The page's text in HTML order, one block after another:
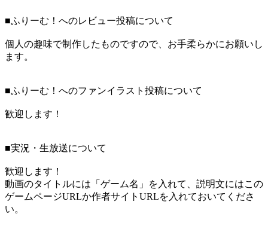
■ふりーむ！へのレビュー投稿について
個人の趣味で制作したものですので、お手柔らかにお願いし
ます。
■ふりーむ！へのファンイラスト投稿について
歓迎します！
■実況・生放送について
歓迎します！
動画のタイトルには「ゲーム名」を入れて、説明文にはこの
ゲームページURLか作者サイトURLを入れておいてくださ
い。